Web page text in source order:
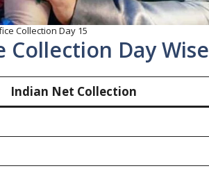
Collection Day 15
Collection Day Wise
Indian Net Collection